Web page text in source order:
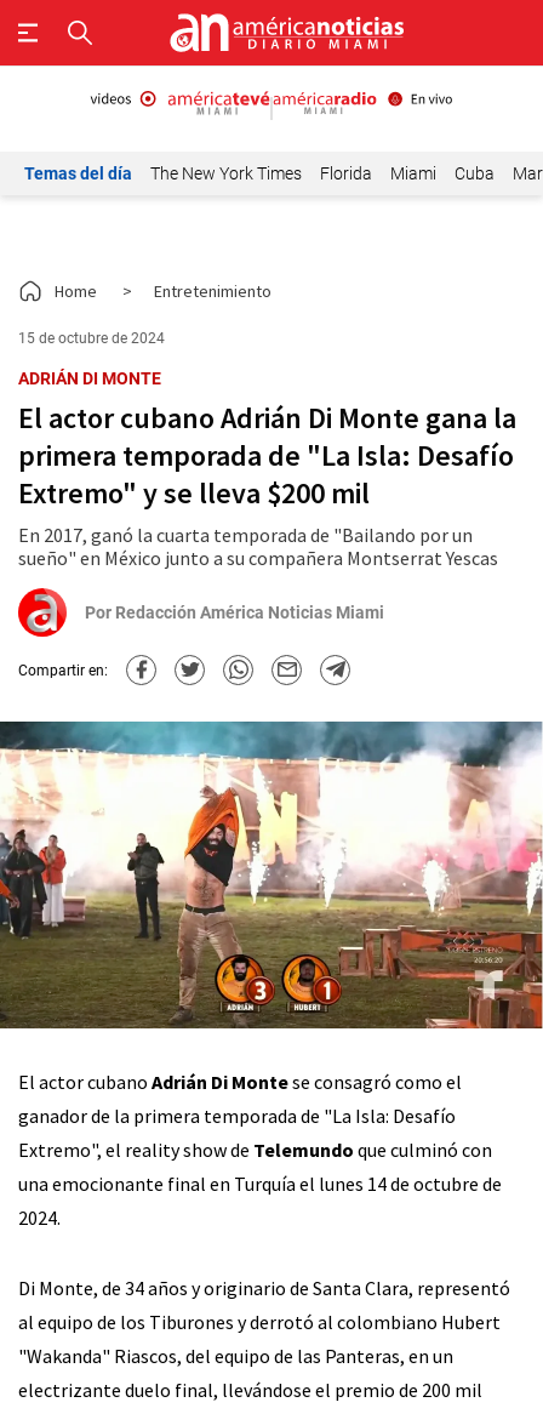
Temas del día The New York Times Florida Miami Cuba
Home > Entretenimiento
15 de octubre de 2024
ADRIÁN DI MONTE
El actor cubano Adrián Di Monte gana la
primera temporada de "La Isla: Desafío
Extremo" y se lleva $200 mil
En 2017, ganó la cuarta temporada de "Bailando por un
sueño" en México junto a su compañera Montserrat Yescas
Por Redacción América Noticias Miami
Compartir en:
El actor cubano Adrián Di Montese consagró como el
ganador de la primera temporada de "La Isla: Desafío
Extremo", el reality show de Telemundo que culminó con
una emocionante final en Turquía el lunes 14 de octubre de
2024.
Di Monte, de 34 años y originario de Santa Clara, representó
al equipo de los Tiburones y derrotó al colombiano Hubert
"Wakanda" Riascos, del equipo de las Panteras, en un
electrizante duelo final, llevándose el premio de 200 mil